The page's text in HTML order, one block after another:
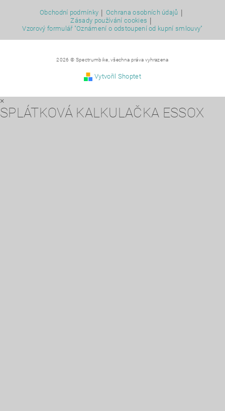
Obchodní podmínky | Ochrana osobních údajů |
Zásady používání cookies |
Vzorový formulář "Oznámení o odstoupení od kupní smlouvy"
2026 © Spectrumbike, všechna práva vyhrazena
Vytvořil Shoptet
×
SPLÁTKOVÁ KALKULAČKA ESSOX